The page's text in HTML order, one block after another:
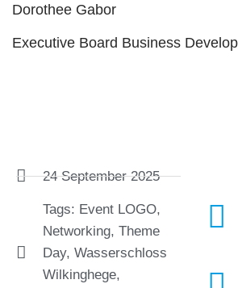
Dorothee Gabor
Executive Board Business
24 September 2025
Tags: Event LOGO,
Networking, Theme
Day, Wasserschloss
Wilkinghege,